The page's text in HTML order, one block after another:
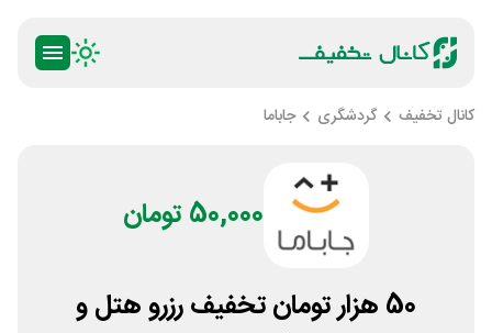
کانال تخفیف گردشگری جاباما
50,000 تومان
50 هزار تومان تخفیف رزرو هتل و